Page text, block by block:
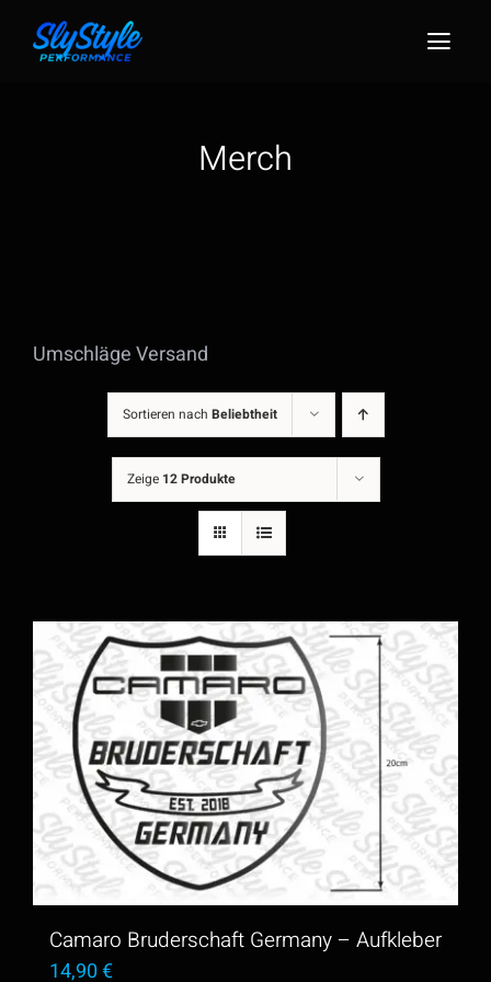
Inhalt
Merch
Umschläge Versand
Sortieren nach Beliebtheit
Zeige 12 Produkte
Camaro Bruderschaft Germany – Aufkleber
14,90€